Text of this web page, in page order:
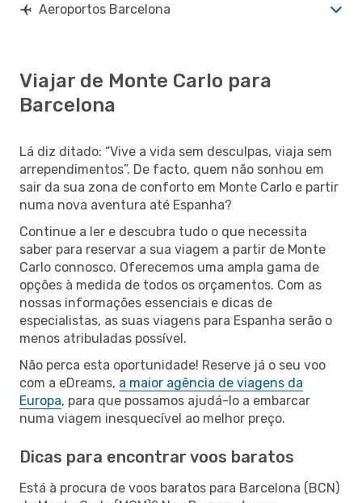
Aeroportos Barcelona
Viajar de Monte Carlo para
Barcelona
Lá diz ditado: “Vive a vida sem desculpas, viaja sem
arrependimentos”. De facto, quem não sonhou em
sair da sua zona de conforto em Monte Carlo e partir
numa nova aventura até Espanha?
Continue a ler e descubra tudo o que necessita
saber para reservar a sua viagem a partir de Monte
Carlo connosco. Oferecemos uma ampla gama de
opções à medida de todos os orçamentos. Com as
nossas informações essenciais e dicas de
especialistas, as suas viagens para Espanha serão o
menos atribuladas possível.
Não perca esta oportunidade! Reserve já o seu voo
com a eDreams, a maior agência de viagens da
Europa, para que possamos ajudá-lo a embarcar
numa viagem inesquecível ao melhor preço.
Dicas para encontrar voos baratos
Está à procura de voos baratos para Barcelona (BCN)